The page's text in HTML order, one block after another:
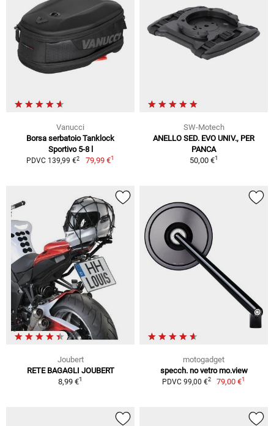
Vanucci
Borsa serbatoio Tanklock
Sportivo 5-8 l
PDVC 139,99 €2 79,99 €1
SW-Motech
ANELLO SED. EVO UNIV., PER
PANCA
50,00 €1
Joubert
RETE BAGAGLI JOUBERT
8,99 €1
motogadget
specch. no vetro mo.view
PDVC 99,00 €2 79,00 €1